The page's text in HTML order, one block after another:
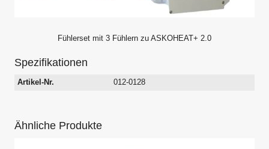
Fühlerset mit 3 Fühlern zu ASKOHEAT+ 2.0
Spezifikationen
Artikel-Nr. 012-0128
Ähnliche Produkte